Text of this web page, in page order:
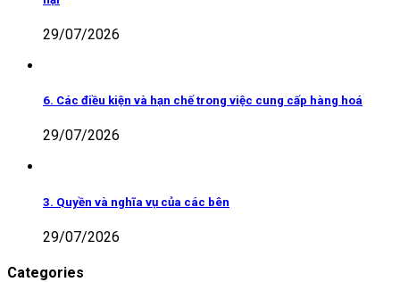
29/07/2026
6. Các điều kiện và hạn chế trong việc cung cấp hàng hoá
29/07/2026
3. Quyền và nghĩa vụ của các bên
29/07/2026
Categories